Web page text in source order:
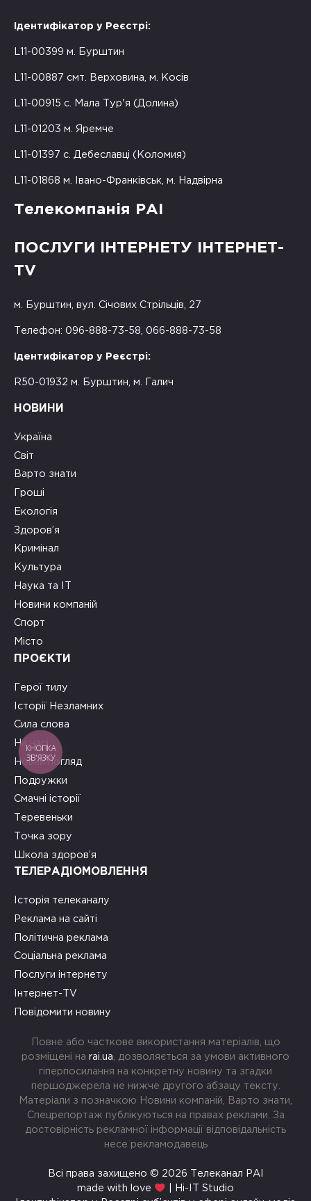
Ідентифікатор у Реєстрі:
L11-00399 м. Бурштин
L11-00887 смт. Верховина, м. Косів
L11-00915 с. Мала Тур'я (Долина)
L11-01203 м. Яремче
L11-01397 с. Дебеславці (Коломия)
L11-01868 м. Івано-Франківськ, м. Надвірна
Телекомпанія РАІ
ПОСЛУГИ ІНТЕРНЕТУ ІНТЕРНЕТ-
TV
м. Бурштин, вул. Січових Стрільців, 27
Телефон: 096-888-73-58, 066-888-73-58
Ідентифікатор у Реєстрі:
R50-01932 м. Бурштин, м. Галич
НОВИНИ
Україна
Світ
Варто знати
Гроші
Екологія
Здоров’я
Кримінал
Культура
Наука та ІТ
Новини компаній
Спорт
Місто
ПРОЄКТИ
Герої тилу
Історії Незламних
Сила слова
На часі
Новий погляд
Подружки
Смачні історії
Теревеньки
Точка зору
Школа здоров’я
ТЕЛЕРАДІОМОВЛЕННЯ
Історія телеканалу
Реклама на сайті
Політична реклама
Соціальна реклама
Послуги інтернету
Інтернет-TV
Повідомити новину
Повне або часткове використання матеріалів, що
розміщені на rai.ua , дозволяється за умови активного
гіперпосилання на конкретну новину та згадки
першоджерела не нижче другого абзацу тексту.
Матеріали з позначкою Новини компаній, Варто знати,
Спецрепортаж публікуються на правах реклами. За
достовірність рекламної інформації відповідальність
несе рекламодавець
Всі права захищено © 2026 Телеканал РАІ
made with love
| Hi-IT Studio
КНОПКА
ЗВ'ЯЗКУ